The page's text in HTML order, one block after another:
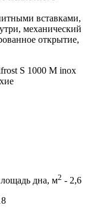
вставками,
механический
открытие,
S 1000 M inox
дна, м2 - 2,6